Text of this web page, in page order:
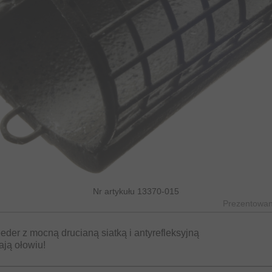
Nr artykułu 13370-015
z mocną drucianą siatką i antyrefleksyjną
ołowiu!